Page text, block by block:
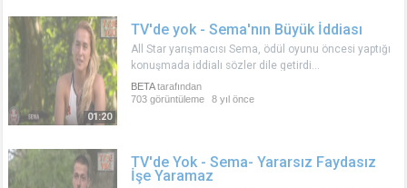
01:20
TV'de yok - Sema'nın Büyük İddiası
All Star yarışmacısı Sema, ödül oyunu öncesi yaptığı
konuşmada iddialı sözler dile getirdi...
BETAtarafından
703 görüntüleme
8 yıl önce
TV'de Yok - Sema- Yararsız Faydasız
İşe Yaramaz